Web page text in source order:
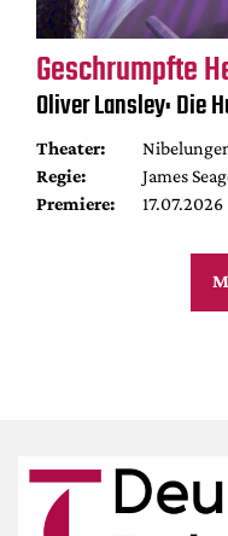
Geschrumpfte
Oliver Lansley: Die
Theater:
Regie:
James
Premiere:
17.07.2026